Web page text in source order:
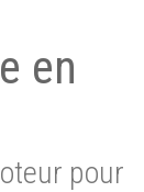
en
pour